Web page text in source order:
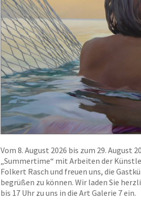
Vom 8. August 2026 bis zum 29. August
„Summertime“ mit Arbeiten der
Folkert Rasch und freuen uns, die
begrüßen zu können. Wir laden Sie
bis 17 Uhr zu uns in die Art Galerie 7 ein.